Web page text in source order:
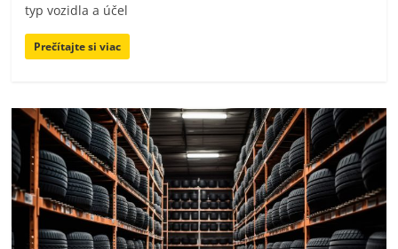
typ vozidla a účel
Prečítajte si viac